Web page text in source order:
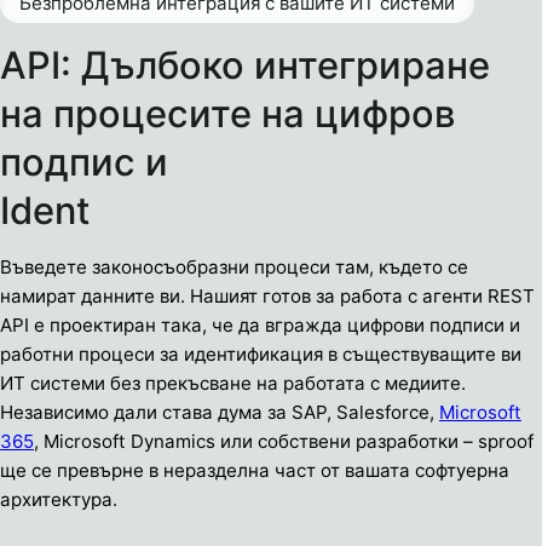
API: Дълбоко интегриране
на процесите на цифров
подпис и
Ident
Въведете законосъобразни процеси там, където се
намират данните ви. Нашият готов за работа с агенти REST
API е проектиран така, че да вгражда цифрови подписи и
работни процеси за идентификация в съществуващите ви
ИТ системи без прекъсване на работата с медиите.
Независимо дали става дума за SAP, Salesforce, Microsoft
365, Microsoft Dynamics или собствени разработки – sproof
ще се превърне в неразделна част от вашата софтуерна
архитектура.